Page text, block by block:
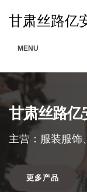
甘肃丝路亿
MENU
甘肃丝路亿
主营：服装服饰
更多产品